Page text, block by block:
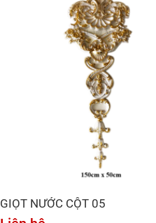
GIỌT NƯỚC CỘT 05